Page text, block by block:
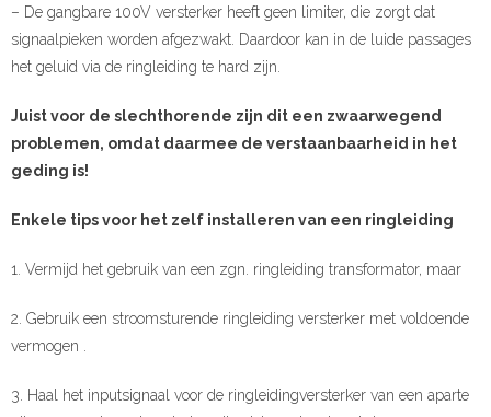
– De gangbare 100V versterker heeft geen limiter, die zorgt dat
signaalpieken worden afgezwakt. Daardoor kan in de luide passages
het geluid via de ringleiding te hard zijn.
Juist voor de slechthorende zijn dit een zwaarwegend
problemen, omdat daarmee de verstaanbaarheid in het
geding is!
Enkele tips voor het zelf installeren van een ringleiding
1. Vermijd het gebruik van een zgn. ringleiding transformator, maar
2. Gebruik een stroomsturende ringleiding versterker met voldoende
vermogen .
3. Haal het inputsignaal voor de ringleidingversterker van een aparte